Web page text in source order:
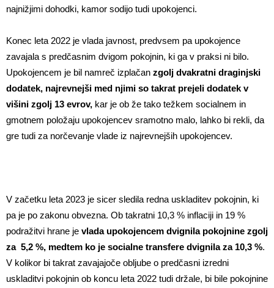
najnižjimi dohodki, kamor sodijo tudi upokojenci.
Konec leta 2022 je vlada javnost, predvsem pa upokojence
zavajala s predčasnim dvigom pokojnin, ki ga v praksi ni bilo.
Upokojencem je bil namreč izplačan zgolj dvakratni draginjski
dodatek, najrevnejši med njimi so takrat prejeli dodatek v
višini zgolj 13 evrov, kar je ob že tako težkem socialnem in
gmotnem položaju upokojencev sramotno malo, lahko bi rekli, da
gre tudi za norčevanje vlade iz najrevnejših upokojencev.
V začetku leta 2023 je sicer sledila redna uskladitev pokojnin, ki
pa je po zakonu obvezna. Ob takratni 10,3 % inflaciji in 19 %
podražitvi hrane je vlada upokojencem dvignila pokojnine zgolj
za 5,2 %, medtem ko je socialne transfere dvignila za 10,3 %.
V kolikor bi takrat zavajajoče obljube o predčasni izredni
uskladitvi pokojnin ob koncu leta 2022 tudi držale, bi bile pokojnine